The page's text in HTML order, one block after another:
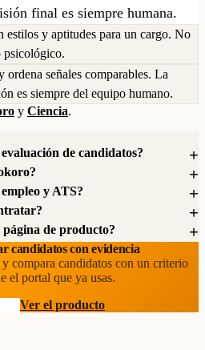
final es siempre humana.
estilos y aptitudes para un cargo. No
psicológico.
señales comparables. La
es siempre del equipo humano.
y Ciencia.
de candidatos?
y ATS?
página de producto?
candidatos con evidencia
compara candidatos con un criterio
el portal que ya usas.
Ver el producto